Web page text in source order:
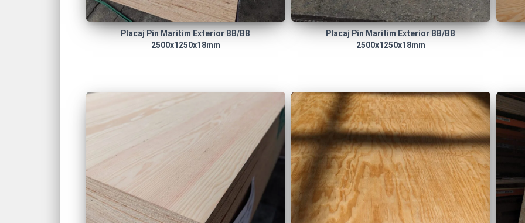
Placaj Pin Maritim Exterior BB/BB
2500x1250x18mm
Placaj Pin Maritim Exterior BB/BB
2500x1250x18mm